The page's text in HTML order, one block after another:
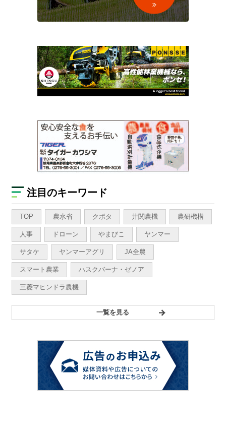
注目のキーワード
TOP 農水省 クボタ 井関農機 農研機構
人事 ドローン やまびこ ヤンマー
サタケ ヤンマーアグリ JA全農
スマート農業 ハスクバーナ・ゼノア
三菱マヒンドラ農機
一覧を見る